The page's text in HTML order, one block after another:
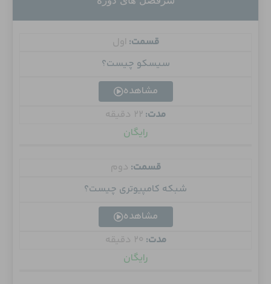
قسمت: اول
سیسکو چیست؟
مشاهده
مدت: 22 دقیقه
رایگان
قسمت: دوم
شبکه کامپیوتری چیست؟
مشاهده
مدت: 20 دقیقه
رایگان